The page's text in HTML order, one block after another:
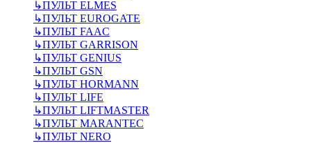
↳ПУЛЬТ ELMES
↳ПУЛЬТ EUROGATE
↳ПУЛЬТ FAAC
↳ПУЛЬТ GARRISON
↳ПУЛЬТ GENIUS
↳ПУЛЬТ GSN
↳ПУЛЬТ HORMANN
↳ПУЛЬТ LIFE
↳ПУЛЬТ LIFTMASTER
↳ПУЛЬТ MARANTEC
↳ПУЛЬТ NERO